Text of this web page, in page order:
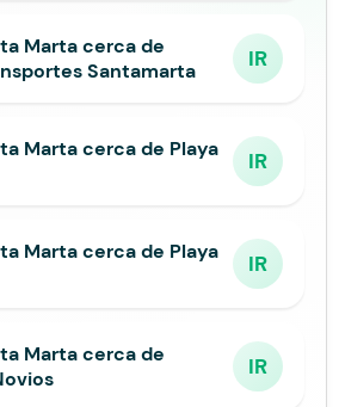
Marta cerca de
Santamarta
IR
Marta cerca de Playa
IR
Marta cerca de Playa
IR
Marta cerca de
IR